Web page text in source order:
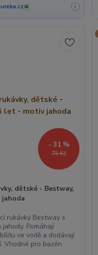
✓ i
75 Kč
- 31 %
dětské - Bestway,
rukávky Bestway s
Pomáhají
ve vodě a dodávají
Vhodné pro bazén.